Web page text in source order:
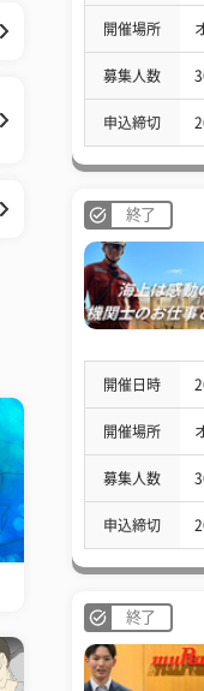
開催場所
募集人数
申込締切
終了
開催日時
開催場所
募集人数
申込締切
終了